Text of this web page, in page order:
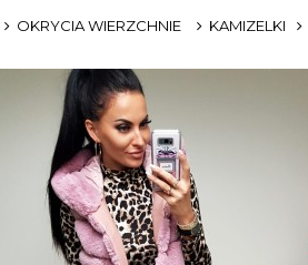
OKRYCIA WIERZCHNIE KAMIZELKI